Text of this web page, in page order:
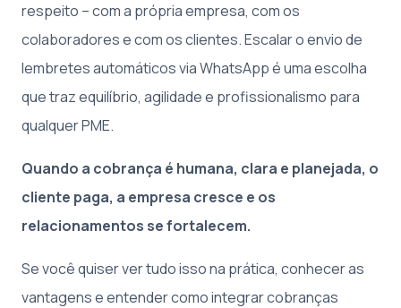
respeito – com a própria empresa, com os
colaboradores e com os clientes. Escalar o envio de
lembretes automáticos via WhatsApp é uma escolha
que traz equilíbrio, agilidade e profissionalismo para
qualquer PME.
Quando a cobrança é humana, clara e planejada, o
cliente paga, a empresa cresce e os
relacionamentos se fortalecem.
Se você quiser ver tudo isso na prática, conhecer as
vantagens e entender como integrar cobranças